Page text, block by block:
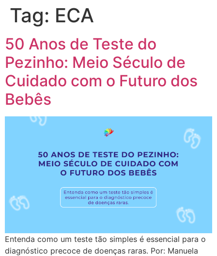
Tag: ECA
50 Anos de Teste do
Pezinho: Meio Século de
Cuidado com o Futuro dos
Bebês
Entenda como um teste tão simples é essencial para o
diagnóstico precoce de doenças raras. Por: Manuela